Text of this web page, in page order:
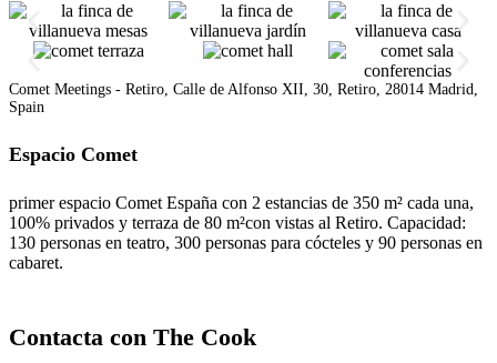
Comet Meetings - Retiro, Calle de Alfonso XII, 30, Retiro, 28014 Madrid,
Spain
Espacio Comet
primer espacio Comet España con 2 estancias de 350 m² cada una,
100% privados y terraza de 80 m²con vistas al Retiro. Capacidad:
130 personas en teatro, 300 personas para cócteles y 90 personas en
cabaret.
Contacta con The Cook